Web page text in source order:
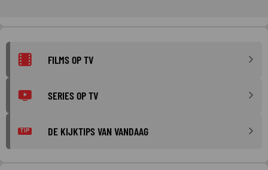
FILMS OP TV
SERIES OP TV
TIP DE KIJKTIPS VAN VANDAAG